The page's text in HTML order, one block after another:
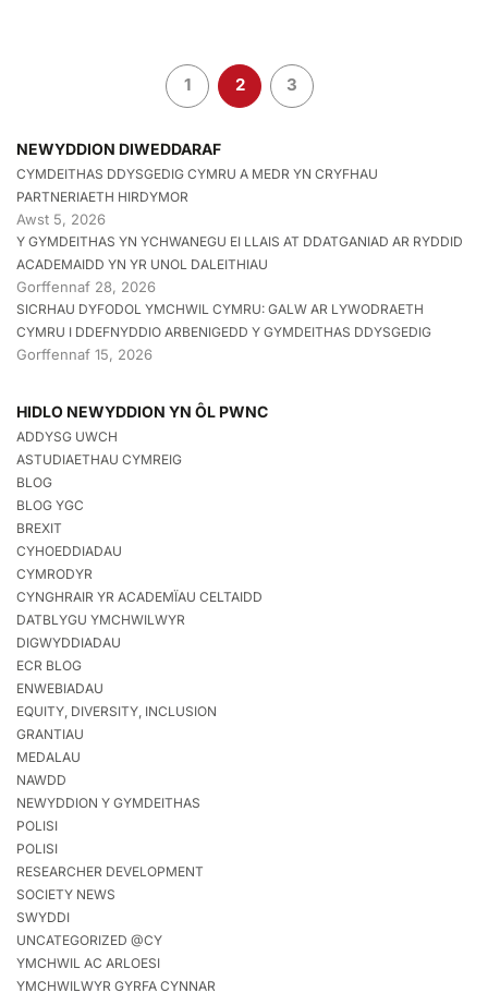
1 2 3
NEWYDDION DIWEDDARAF
CYMDEITHAS DDYSGEDIG CYMRU A MEDR YN CRYFHAU
PARTNERIAETH HIRDYMOR
Awst 5, 2026
Y GYMDEITHAS YN YCHWANEGU EI LLAIS AT DDATGANIAD AR RYDDID
ACADEMAIDD YN YR UNOL DALEITHIAU
Gorffennaf 28, 2026
SICRHAU DYFODOL YMCHWIL CYMRU: GALW AR LYWODRAETH
CYMRU I DDEFNYDDIO ARBENIGEDD Y GYMDEITHAS DDYSGEDIG
Gorffennaf 15, 2026
HIDLO NEWYDDION YN ÔL PWNC
ADDYSG UWCH
ASTUDIAETHAU CYMREIG
BLOG
BLOG YGC
BREXIT
CYHOEDDIADAU
CYMRODYR
CYNGHRAIR YR ACADEMÏAU CELTAIDD
DATBLYGU YMCHWILWYR
DIGWYDDIADAU
ECR BLOG
ENWEBIADAU
EQUITY, DIVERSITY, INCLUSION
GRANTIAU
MEDALAU
NAWDD
NEWYDDION Y GYMDEITHAS
POLISI
POLISI
RESEARCHER DEVELOPMENT
SOCIETY NEWS
SWYDDI
UNCATEGORIZED @CY
YMCHWIL AC ARLOESI
YMCHWILWYR GYRFA CYNNAR